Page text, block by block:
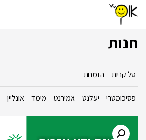
חנות
סל קניות הזמנות
פסיכומטרי יעלנט אמירנט מימד אונליין